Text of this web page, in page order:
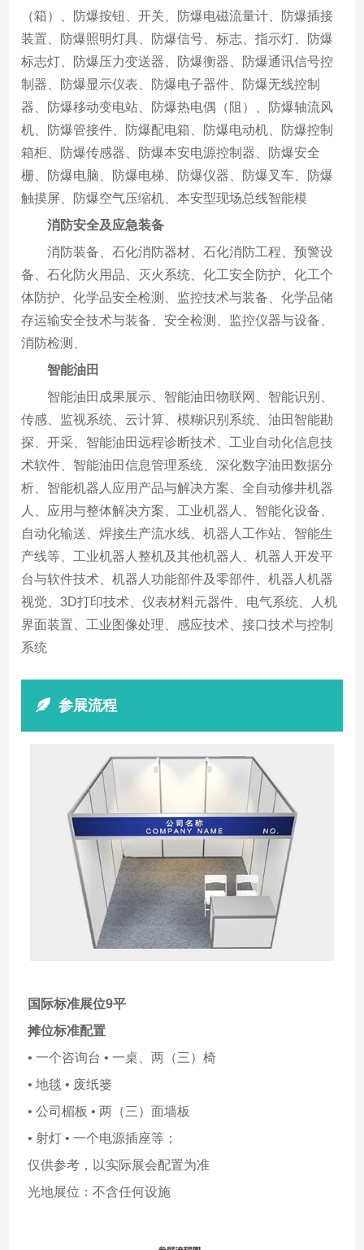
（箱）、防爆按钮、开关、防爆电磁流量计、防爆插接
装置、防爆照明灯具、防爆信号、标志、指示灯、防爆
标志灯、防爆压力变送器、防爆衡器、防爆通讯信号控
制器、防爆显示仪表、防爆电子器件、防爆无线控制
器、防爆移动变电站、防爆热电偶（阻）、防爆轴流风
机、防爆管接件、防爆配电箱、防爆电动机、防爆控制
箱柜、防爆传感器、防爆本安电源控制器、防爆安全
栅、防爆电脑、防爆电梯、防爆仪器、防爆叉车、防爆
触摸屏、防爆空气压缩机、本安型现场总线智能模
消防安全及应急装备
消防装备、石化消防器材、石化消防工程、预警设
备、石化防火用品、灭火系统、化工安全防护、化工个
体防护、化学品安全检测、监控技术与装备、化学品储
存运输安全技术与装备、安全检测、监控仪器与设备、
消防检测、
智能油田
智能油田成果展示、智能油田物联网、智能识别、
传感、监视系统、云计算、模糊识别系统、油田智能勘
探、开采、智能油田远程诊断技术、工业自动化信息技
术软件、智能油田信息管理系统、深化数字油田数据分
析、智能机器人应用产品与解决方案、全自动修井机器
人、应用与整体解决方案、工业机器人、智能化设备、
自动化输送、焊接生产流水线、机器人工作站、智能生
产线等、工业机器人整机及其他机器人、机器人开发平
台与软件技术、机器人功能部件及零部件、机器人机器
视觉、3D打印技术、仪表材料元器件、电气系统、人机
界面装置、工业图像处理、感应技术、接口技术与控制
系统
参展流程
国际标准展位9平
摊位标准配置
• 一个咨询台 • 一桌、两（三）椅
• 地毯 • 废纸篓
• 公司楣板 • 两（三）面墙板
• 射灯 • 一个电源插座等；
仅供参考，以实际展会配置为准
光地展位：不含任何设施